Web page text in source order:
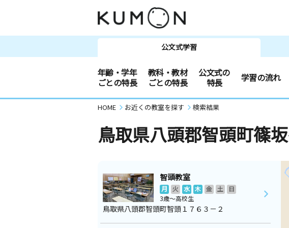
公文式学習
年齢・学年
ごとの特長
教科・教材
ごとの特長
公文式の
特長
学習の流れ
HOME お近くの教室を探す 検索結果
鳥取県八頭郡智頭町篠坂
智頭教室
月 火 水 木 金 土
日
3歳～高校生
鳥取県八頭郡智頭町智頭１７６３－２